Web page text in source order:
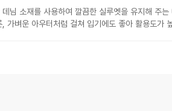
님 소재를 사용하여 깔끔한 실루엣을 유지해 주
가벼운 아우터처럼 걸쳐 입기에도 좋아 활용도가